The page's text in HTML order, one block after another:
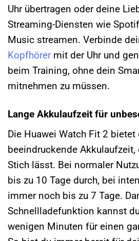
Uhr übertragen oder deine
Streaming-Diensten wie
Music streamen. Verbinde
Kopfhörermit der Uhr und
beim Training, ohne dein
mitnehmen zu müssen.
Lange Akkulaufzeit für
Die Huawei Watch Fit 2 bietet
beeindruckende
Stich lässt. Bei normaler
bis zu 10 Tage durch, bei
immer noch bis zu 7 Tage.
Schnellladefunktion kannst
wenigen Minuten für einen